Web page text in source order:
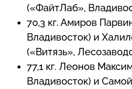
(«ФайтЛаб»,
70,3 кг. Амиров
Владивосток) и
(«Витязь»,
77,1 кг. Леонов
Владивосток) и